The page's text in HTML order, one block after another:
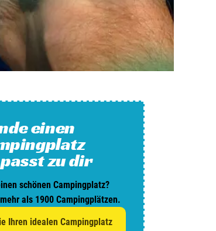
/ Blog
anmelden
einen
zu dir
schönen Campingplatz?
als 1900 Campingplätzen.
Ihren idealen Campingplatz